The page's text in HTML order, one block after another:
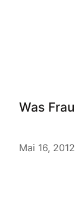
Was
Mai 16, 2012